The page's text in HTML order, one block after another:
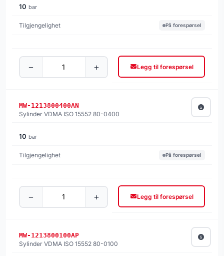
10 bar
På forespørsel
− + Legg til forespørsel
MW-1213800400AN
Sylinder VDMA ISO 15552 80-0400
10 bar
På forespørsel
− + Legg til forespørsel
MW-1213800100AP
Sylinder VDMA ISO 15552 80-0100